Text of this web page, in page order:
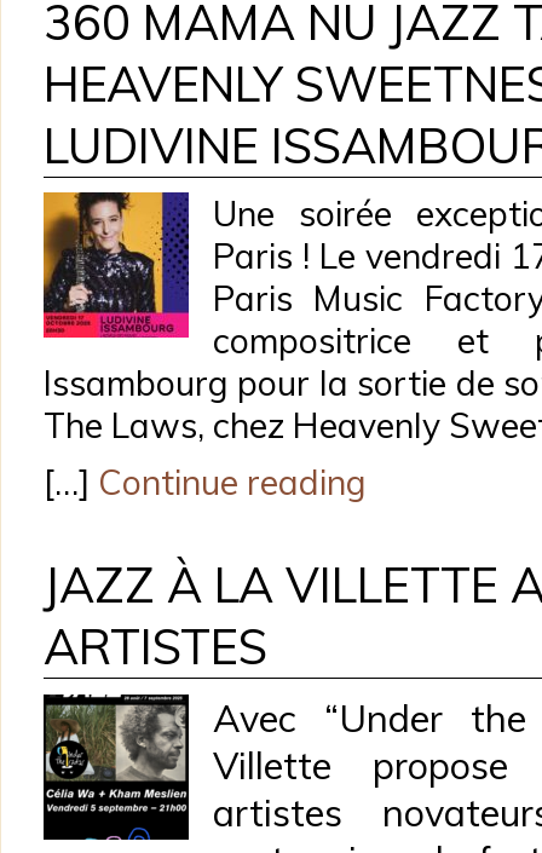
360 MAMA NU JAZZ
HEAVENLY
LUDIVINE
Une soirée
Paris ! Le vendredi
Paris Music
compositrice et
Issambourg pour la sortie de
The Laws, chez Heavenly
[…] Continue reading
JAZZ À LA VILLETTE
ARTISTES
Avec “Under
Villette
artistes